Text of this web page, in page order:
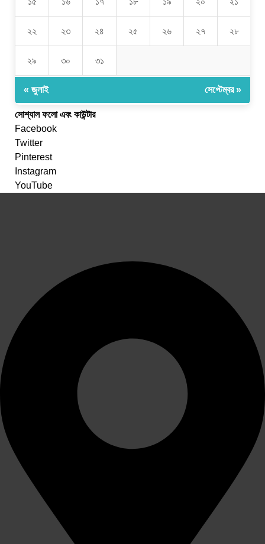
২২ ২৩ ২৪ ২৫ ২৬ ২৭ ২৮
২৯ ৩০ ৩১
« জুলাই সেপ্টেম্বর »
সোশ্যাল ফলো এবং কাউন্টার
Facebook
Twitter
Pinterest
Instagram
YouTube